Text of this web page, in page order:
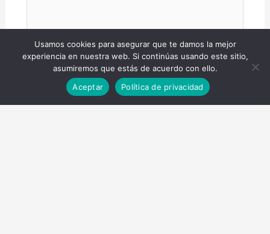
Usamos cookies para asegurar que te damos la mejor
experiencia en nuestra web. Si continúas usando este sitio,
asumiremos que estás de acuerdo con ello.
Aceptar
Política de privacidad